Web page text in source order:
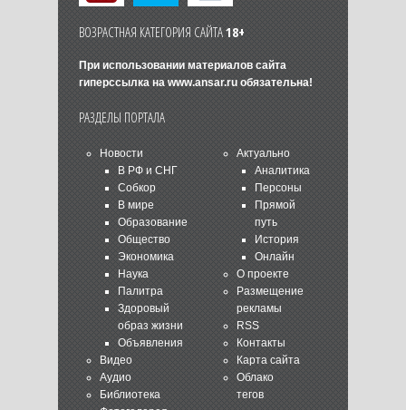
ВОЗРАСТНАЯ КАТЕГОРИЯ САЙТА18+
При использовании материалов сайта
гиперссылка на www.ansar.ruобязательна!
РАЗДЕЛЫ ПОРТАЛА
Новости
В РФ и СНГ
Собкор
В мире
Образование
Общество
Экономика
Наука
Палитра
Здоровый
образ жизни
Объявления
Видео
Аудио
Библиотека
Актуально
Аналитика
Персоны
Прямой
путь
История
Онлайн
О проекте
Размещение
рекламы
RSS
Контакты
Карта сайта
Облако
тегов